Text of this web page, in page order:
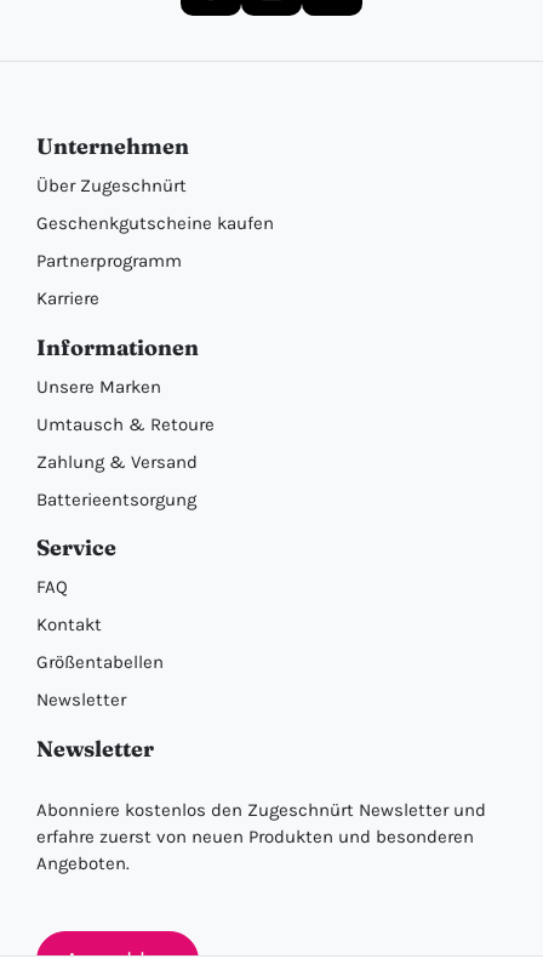
Unternehmen
Über Zugeschnürt
Geschenkgutscheine kaufen
Partnerprogramm
Karriere
Informationen
Unsere Marken
Umtausch & Retoure
Zahlung & Versand
Batterieentsorgung
Service
FAQ
Kontakt
Größentabellen
Newsletter
Newsletter
Abonniere kostenlos den Zugeschnürt Newsletter und
erfahre zuerst von neuen Produkten und besonderen
Angeboten.
Anmelden